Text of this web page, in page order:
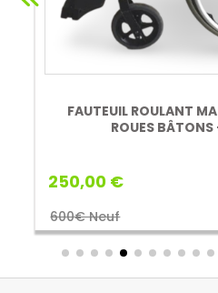
FAUTEUIL ROULANT
ROUES
250,00 €
600€ Neuf